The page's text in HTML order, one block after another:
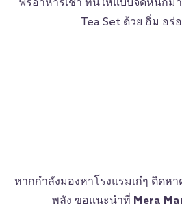
ฟรีอาหารเช้า ที่นี่ให้แบบจัดหนักม
Tea Set ด้วย อิ่ม อร่
หากกำลังมองหาโรงแรมเก๋ๆ ติดห
พลัง ขอแนะนำที่ Mera